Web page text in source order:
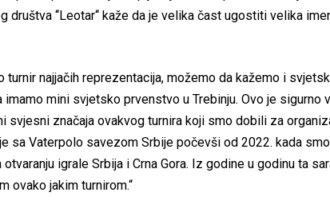
‘‘Leotar‘‘ kaže da je velika čast ugostiti velika
turnir najjačih reprezentacija, možemo da kažemo i
mini svjetsko prvenstvo u Trebinju. Ovo je sigurno
svjesni značaja ovakvog turnira koji smo dobili za
sa Vaterpolo savezom Srbije počevši od 2022. kada
igrale Srbija i Crna Gora. Iz godine u godinu ta
ovako jakim turnirom.“